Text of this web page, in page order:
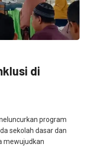
di
program
sekolah dasar dan
mewujudkan